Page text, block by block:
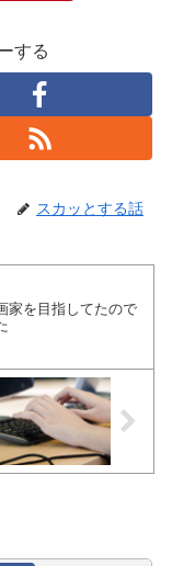
する
スカッとする話
家を目指してたので